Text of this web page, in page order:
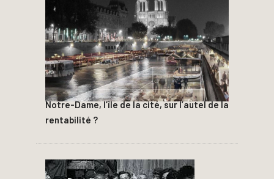
Notre-Dame, l’île de la cité, sur l’autel de la
rentabilité ?